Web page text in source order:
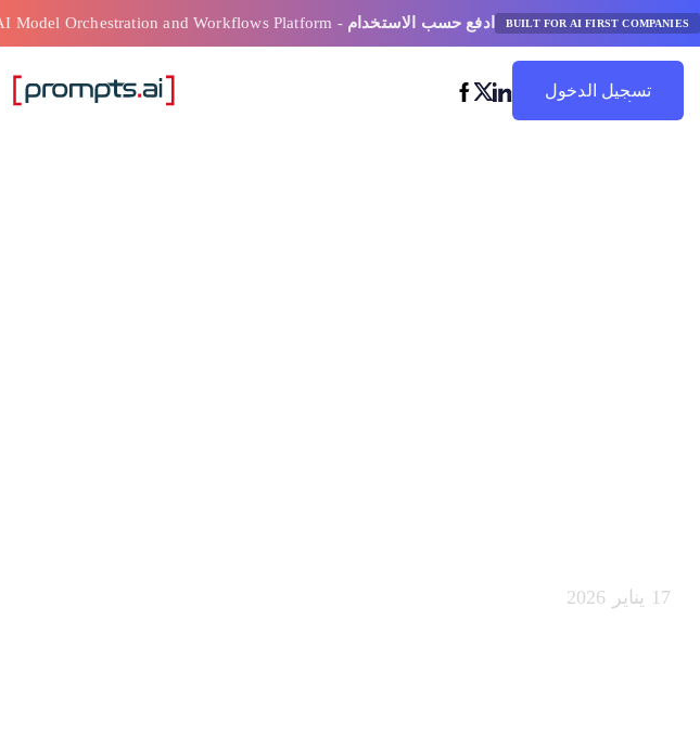
ادفع حسب الاستخدام - AI Model Orchestration and Workflows Platform BUILT FOR AI FIRST COMPANIES
تسجيل الدخول
17 يناير 2026